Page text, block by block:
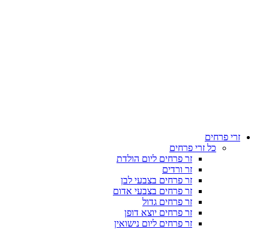
זרי פרחים
כל זרי פרחים
זר פרחים ליום הולדת
זר ורדים
זר פרחים בצבעי לבן
זר פרחים בצבעי אדום
זר פרחים גדול
זר פרחים יוצא דופן
זר פרחים ליום נישואין